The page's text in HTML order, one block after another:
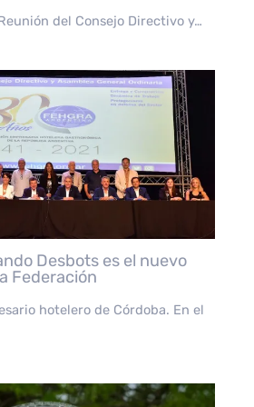
del Consejo Directivo y…
Desbots es el nuevo
Federación
hotelero de Córdoba. En el